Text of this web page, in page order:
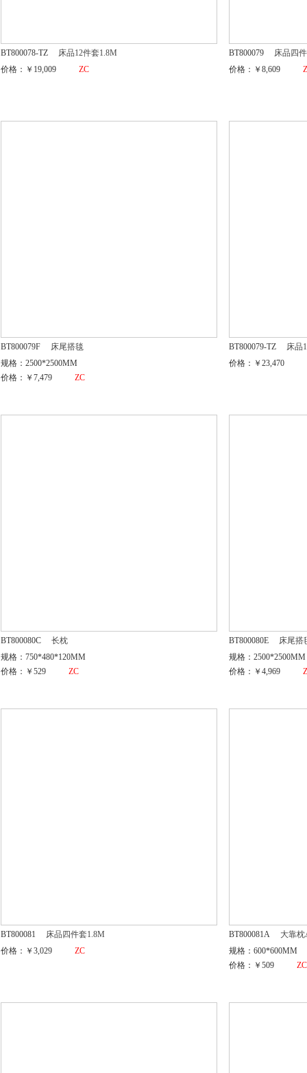
BT800078-TZ
床品12件套1.8M
价格：￥19,009
ZC
BT800079
床品四
价格：￥8,609
BT800079F
床尾搭毯
规格：2500*2500MM
价格：￥7,479
ZC
BT800079-TZ
床品
价格：￥23,470
BT800080C
长枕
规格：750*480*120MM
价格：￥529
ZC
BT800080E
床尾搭
规格：2500*2500MM
价格：￥4,969
BT800081
床品四件套1.8M
价格：￥3,029
ZC
BT800081A
大靠
规格：600*600MM
价格：￥509
ZC